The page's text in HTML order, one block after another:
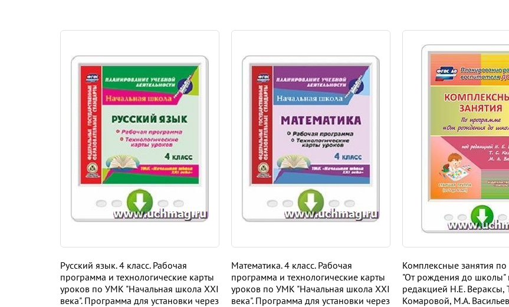
Русский язык. 4 класс. Рабочая
программа и технологические карты
уроков по УМК "Начальная школа XXI
века". Программа для установки через
Математика. 4 класс. Рабочая
программа и технологические карты
уроков по УМК "Начальная школа XXI
века". Программа для установки через
Комплексные занятия
"От рождения до школы"
редакцией Н.Е. Вераксы,
Комаровой, М.А.